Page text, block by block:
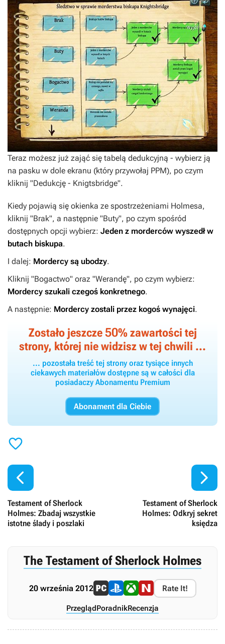
Teraz możesz już zająć się tabelą dedukcyjną - wybierz ją
na pasku w dole ekranu (który przywołaj PPM), po czym
kliknij "Dedukcję - Knigtsbridge".
Kiedy pojawią się okienka ze spostrzeżeniami Holmesa,
kliknij "Brak", a następnie "Buty", po czym spośród
dostępnych opcji wybierz: Jeden z morderców wyszedł w
butach biskupa.
I dalej: Mordercy są ubodzy.
Kliknij "Bogactwo" oraz "Werandę", po czym wybierz:
Mordercy szukali czegoś konkretnego.
A następnie: Mordercy zostali przez kogoś wynajęci.
Zostało jeszcze50% zawartości tej
strony, której nie widzisz w tej chwili ...
... pozostała treść tej strony oraz tysiące innych
ciekawych materiałów dostępne są w całości dla
posiadaczy Abonamentu Premium
Abonament dla Ciebie


Testament of Sherlock
Holmes: Zbadaj wszystkie
istotne ślady i poszlaki
Testament of Sherlock
Holmes: Odkryj sekret
księdza

The Testament of Sherlock Holmes
20 września 2012 Rate It!
PrzeglądPoradnikRecenzja